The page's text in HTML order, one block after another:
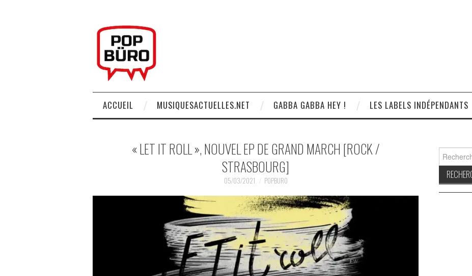
ACCUEIL MUSIQUESACTUELLES.NET GABBA GABBA HEY ! LES LABELS INDÉPENDANTS
« LET IT ROLL », NOUVEL EP DE GRAND MARCH [ROCK /
STRASBOURG]
05/03/2021 POPBURO